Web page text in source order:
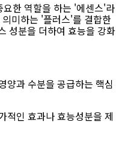
한 역할을 하는 '에센스'라
미하는 '플러스'를 결합한
성분을 더하여 효능을 강화
양과 수분을 공급하는 핵심
적인 효과나 효능성분을 제